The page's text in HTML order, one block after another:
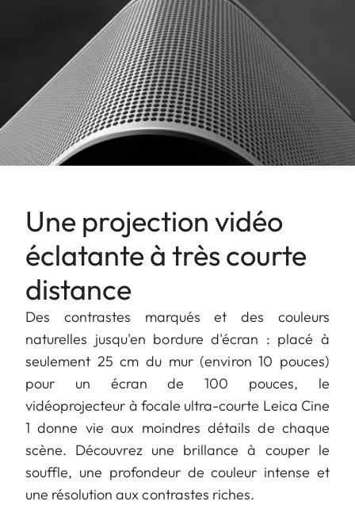
Une projection vidéo
éclatante à très courte
distance
Des contrastes marqués et des couleurs
naturelles jusqu'en bordure d'écran : placé à
seulement 25 cm du mur (environ 10 pouces)
pour un écran de 100 pouces, le
vidéoprojecteur à focale ultra-courte Leica Cine
1 donne vie aux moindres détails de chaque
scène. Découvrez une brillance à couper le
souffle, une profondeur de couleur intense et
une résolution aux contrastes riches.